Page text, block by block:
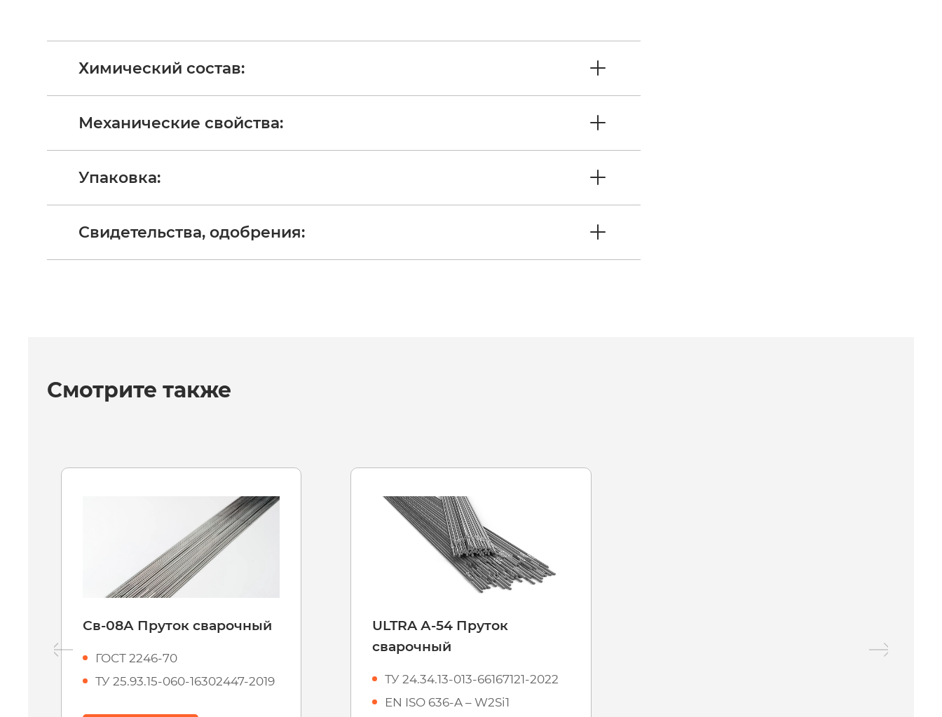
Химический состав:
Механические свойства:
Упаковка:
Свидетельства, одобрения:
Смотрите также
Св-08А Пруток сварочный
ГОСТ 2246-70
ТУ 25.93.15-060-16302447-2019
ULTRA А-54 Пруток
сварочный
ТУ 24.34.13-013-66167121-2022
EN ISO 636-A – W2Si1